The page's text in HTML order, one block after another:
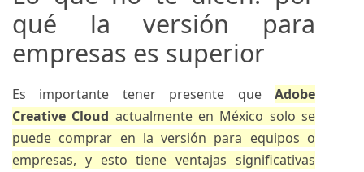
qué la versión para
empresas es superior
Es importante tener presente que
Adobe
Creative Cloud actualmente en México solo se
puede comprar en la versión para equipos o
empresas, y esto tiene ventajas significativas